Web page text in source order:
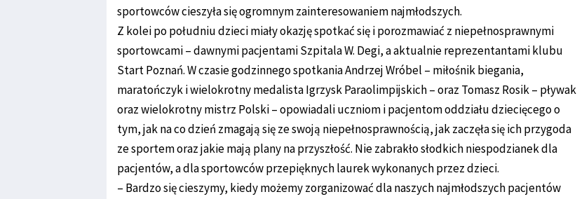
sportowców cieszyła się ogromnym zainteresowaniem najmłodszych.
Z kolei po południu dzieci miały okazję spotkać się i porozmawiać z niepełnosprawnymi
sportowcami – dawnymi pacjentami Szpitala W. Degi, a aktualnie reprezentantami klubu
Start Poznań. W czasie godzinnego spotkania Andrzej Wróbel – miłośnik biegania,
maratończyk i wielokrotny medalista Igrzysk Paraolimpijskich – oraz Tomasz Rosik – pływak
oraz wielokrotny mistrz Polski – opowiadali uczniom i pacjentom oddziału dziecięcego o
tym, jak na co dzień zmagają się ze swoją niepełnosprawnością, jak zaczęła się ich przygoda
ze sportem oraz jakie mają plany na przyszłość. Nie zabrakło słodkich niespodzianek dla
pacjentów, a dla sportowców przepięknych laurek wykonanych przez dzieci.
– Bardzo się cieszymy, kiedy możemy zorganizować dla naszych najmłodszych pacjentów